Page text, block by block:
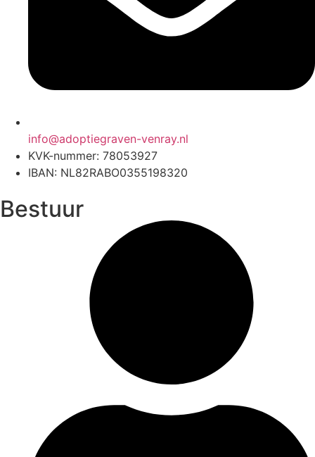
info@adoptiegraven-venray.nl
KVK-nummer: 78053927
IBAN: NL82RABO0355198320
Bestuur